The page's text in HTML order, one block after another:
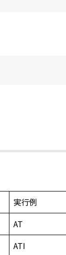
実行例
AT
ATI